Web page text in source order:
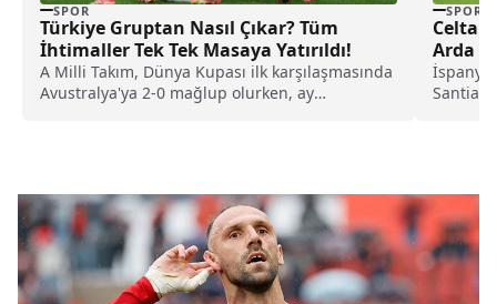
SPOR
Türkiye Gruptan Nasıl Çıkar? Tüm
İhtimaller Tek Tek Masaya Yatırıldı!
A Milli Takım, Dünya Kupası ilk karşılaşmasında
Avustralya'ya 2-0 mağlup olurken, ay
SPOR
Celta
Arda
İspanya